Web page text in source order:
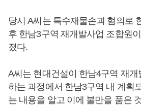
당시 A씨는 특수재물손괴 혐의로
후 한남3구역 재개발사업 조합원
졌다.
A씨는 현대건설이 한남4구역 재개
하는 과정에서 한남3구역 내 계획
는 내용을 알고 이에 불만을 품은